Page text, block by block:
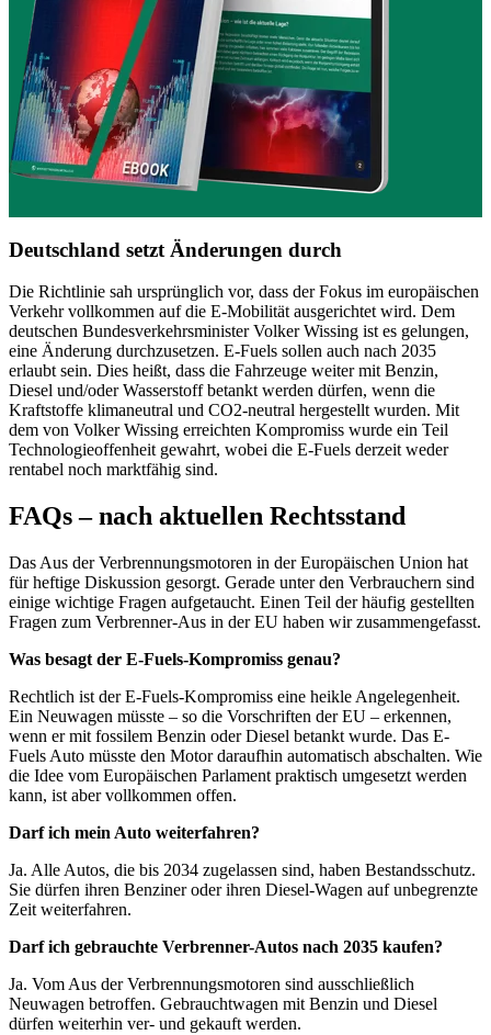
Deutschland setzt Änderungen durch
Die Richtlinie sah ursprünglich vor, dass der Fokus im europäischen
Verkehr vollkommen auf die E-Mobilität ausgerichtet wird. Dem
deutschen Bundesverkehrsminister Volker Wissing ist es gelungen,
eine Änderung durchzusetzen. E-Fuels sollen auch nach 2035
erlaubt sein. Dies heißt, dass die Fahrzeuge weiter mit Benzin,
Diesel und/oder Wasserstoff betankt werden dürfen, wenn die
Kraftstoffe klimaneutral und CO2-neutral hergestellt wurden. Mit
dem von Volker Wissing erreichten Kompromiss wurde ein Teil
Technologieoffenheit gewahrt, wobei die E-Fuels derzeit weder
rentabel noch marktfähig sind.
FAQs – nach aktuellen Rechtsstand
Das Aus der Verbrennungsmotoren in der Europäischen Union hat
für heftige Diskussion gesorgt. Gerade unter den Verbrauchern sind
einige wichtige Fragen aufgetaucht. Einen Teil der häufig gestellten
Fragen zum Verbrenner-Aus in der EU haben wir zusammengefasst.
Was besagt der E-Fuels-Kompromiss genau?
Rechtlich ist der E-Fuels-Kompromiss eine heikle Angelegenheit.
Ein Neuwagen müsste – so die Vorschriften der EU – erkennen,
wenn er mit fossilem Benzin oder Diesel betankt wurde. Das E-
Fuels Auto müsste den Motor daraufhin automatisch abschalten. Wie
die Idee vom Europäischen Parlament praktisch umgesetzt werden
kann, ist aber vollkommen offen.
Darf ich mein Auto weiterfahren?
Ja. Alle Autos, die bis 2034 zugelassen sind, haben Bestandsschutz.
Sie dürfen ihren Benziner oder ihren Diesel-Wagen auf unbegrenzte
Zeit weiterfahren.
Darf ich gebrauchte Verbrenner-Autos nach 2035 kaufen?
Ja. Vom Aus der Verbrennungsmotoren sind ausschließlich
Neuwagen betroffen. Gebrauchtwagen mit Benzin und Diesel
dürfen weiterhin ver- und gekauft werden.